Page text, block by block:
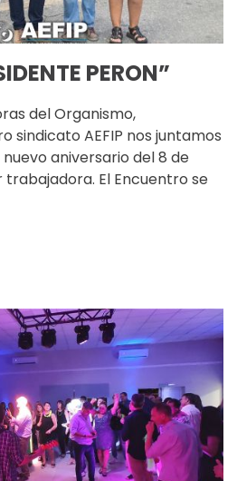
PERON”
del Organismo,
sindicato AEFIP nos juntamos
aniversario del 8 de
trabajadora. El Encuentro se